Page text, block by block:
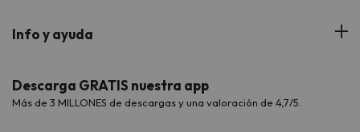
Proveedores
Viajes para grupos
Hoteles Galicia
Viajes de Novios
Chollos con Todo Incluido
Verano
Vacaciones en Agosto
Info y ayuda
Contáctanos
Preguntas frecuentes
Descarga GRATIS nuestra app
Más de 3 MILLONES de descargas y una valoración de 4,7/5.